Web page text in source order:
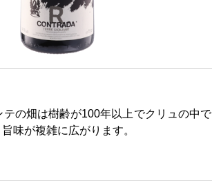
の畑は樹齢が100年以上でクリュの中
味が複雑に広がります。